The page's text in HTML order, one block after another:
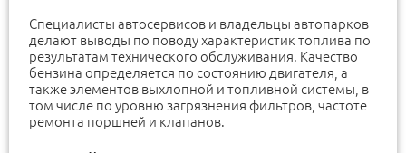
Специалисты автосервисов и владельцы автопарков
делают выводы по поводу характеристик топлива по
результатам технического обслуживания. Качество
бензина определяется по состоянию двигателя, а
также элементов выхлопной и топливной системы, в
том числе по уровню загрязнения фильтров, частоте
ремонта поршней и клапанов.